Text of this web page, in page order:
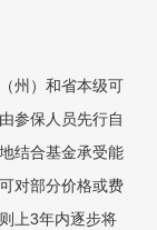
州）和省本级可
参保人员先行自
结合基金承受能
对部分价格或费
上3年内逐步将